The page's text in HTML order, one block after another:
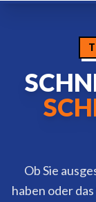
Ob Sie
haben oder